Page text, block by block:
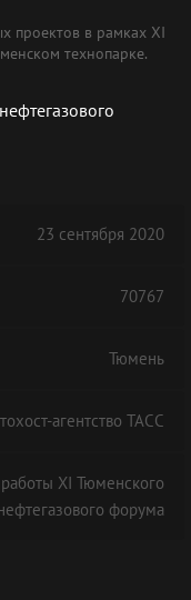
проектов в рамках XI
технопарке.
23 сентября 2020
70767
Тюмень
агентство ТАСС
XI Тюменского
форума